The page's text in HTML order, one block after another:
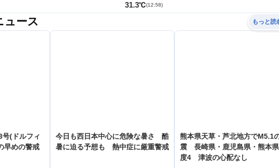
31.3℃(12:58)
ュース もっと読
(ドルフィ
早めの警戒
今日も西日本中心に危険な暑さ 酷
暑に迫る予想も 熱中症に厳重警戒
熊本県天草・芦北地方でM5.1
震 長崎県・鹿児島県・熊本
度4 津波の心配なし